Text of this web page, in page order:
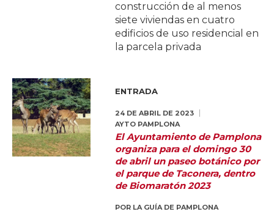
construcción de al menos
siete viviendas en cuatro
edificios de uso residencial en
la parcela privada
ENTRADA
24 DE ABRIL DE 2023
AYTO PAMPLONA
El Ayuntamiento de Pamplona
organiza para el domingo 30
de abril un paseo botánico por
el parque de Taconera, dentro
de Biomaratón 2023
POR LA GUÍA DE PAMPLONA